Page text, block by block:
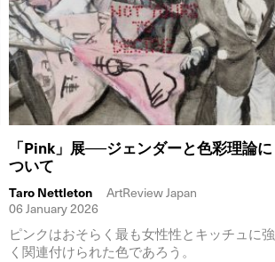
「Pink」展──ジェンダーと色彩理論に
ついて
Taro Nettleton
ArtReview Japan
06 January 2026
ピンクはおそらく最も女性性とキッチュに強
く関連付けられた色であろう。